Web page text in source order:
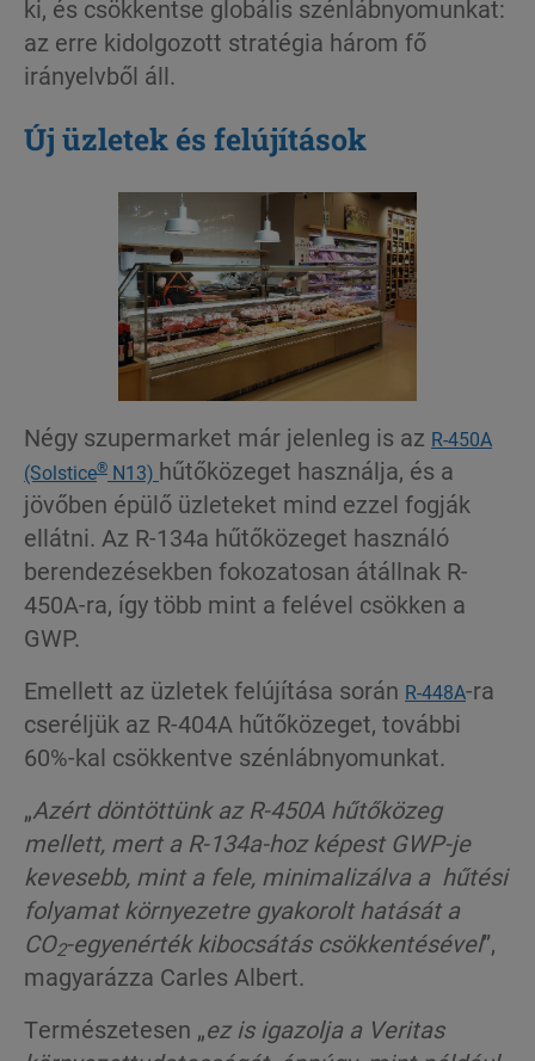
ki, és csökkentse globális szénlábnyomunkat:
az erre kidolgozott stratégia három fő
irányelvből áll.
Új üzletek és felújítások
Négy szupermarket már jelenleg is az R-450A
(Solstice® N13) hűtőközeget használja, és a
jövőben épülő üzleteket mind ezzel fogják
ellátni. Az R-134a hűtőközeget használó
berendezésekben fokozatosan átállnak R-
450A-ra, így több mint a felével csökken a
GWP.
Emellett az üzletek felújítása során R-448A-ra
cseréljük az R-404A hűtőközeget, további
60%-kal csökkentve szénlábnyomunkat.
„Azért döntöttünk az R-450A hűtőközeg
mellett, mert a R-134a-hoz képest GWP-je
kevesebb, mint a fele, minimalizálva a hűtési
folyamat környezetre gyakorolt hatását a
CO2-egyenérték kibocsátás csökkentésével”,
magyarázza Carles Albert.
Természetesen „ez is igazolja a Veritas